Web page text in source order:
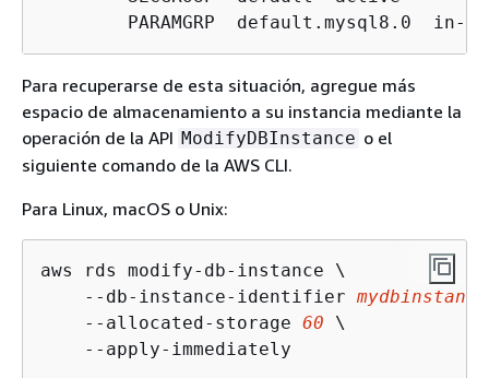
PARAMGRP  default.mysql8.0  in-
Para recuperarse de esta situación, agregue más
espacio de almacenamiento a su instancia mediante la
operación de la API ModifyDBInstance o el
siguiente comando de la AWS CLI.
Para Linux, macOS o Unix:
aws rds modify-db-instance \
    --db-instance-identifier
mydbinstance
    --allocated-storage
60 \
    --apply-immediately